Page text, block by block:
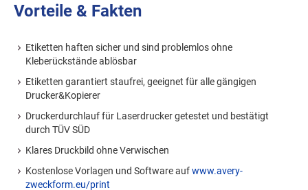
Vorteile & Fakten
Etiketten haften sicher und sind problemlos ohne
Kleberückstände ablösbar
Etiketten garantiert staufrei, geeignet für alle gängigen
Drucker&Kopierer
Druckerdurchlauf für Laserdrucker getestet und bestätigt
durch TÜV SÜD
Klares Druckbild ohne Verwischen
Kostenlose Vorlagen und Software aufwww.avery-
zweckform.eu/print